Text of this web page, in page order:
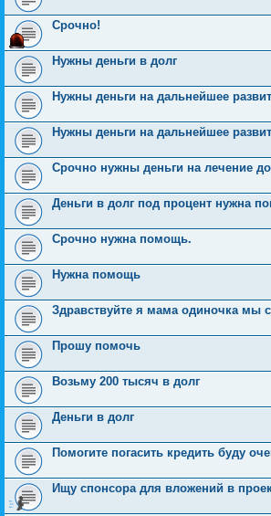
Срочно!
Нужны деньги в долг
Нужны деньги на дальнейшее
Нужны деньги на дальнейшее
Срочно нужны деньги на лечение
Деньги в долг под процент нужна
Срочно нужна помощь.
Нужна помощь
Здравствуйте я мама одиночка
Прошу помочь
Возьму 200 тысяч в долг
Деньги в долг
Помогите погасить кредить буду
Ищу спонсора для вложений в